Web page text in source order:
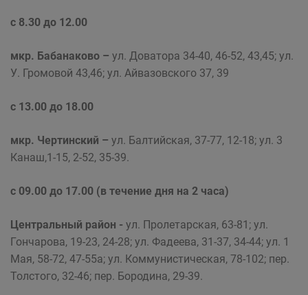
с 8.30 до 12.00
мкр. Бабанаково – ул. Доватора 34-40, 46-52, 43,45; ул.
У. Громовой 43,46; ул. Айвазовского 37, 39
с 13.00 до 18.00
мкр. Чертинский – ул. Балтийская, 37-77, 12-18; ул. 3
Канаш,1-15, 2-52, 35-39.
с 09.00 до 17.00 (в течение дня на 2 часа)
Центральный район - ул. Пролетарская, 63-81; ул.
Гончарова, 19-23, 24-28; ул. Фадеева, 31-37, 34-44; ул. 1
Мая, 58-72, 47-55а; ул. Коммунистическая, 78-102; пер.
Толстого, 32-46; пер. Бородина, 29-39.